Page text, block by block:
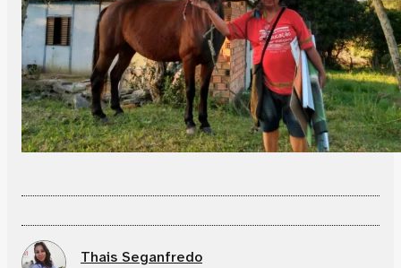
Thais Seganfredo